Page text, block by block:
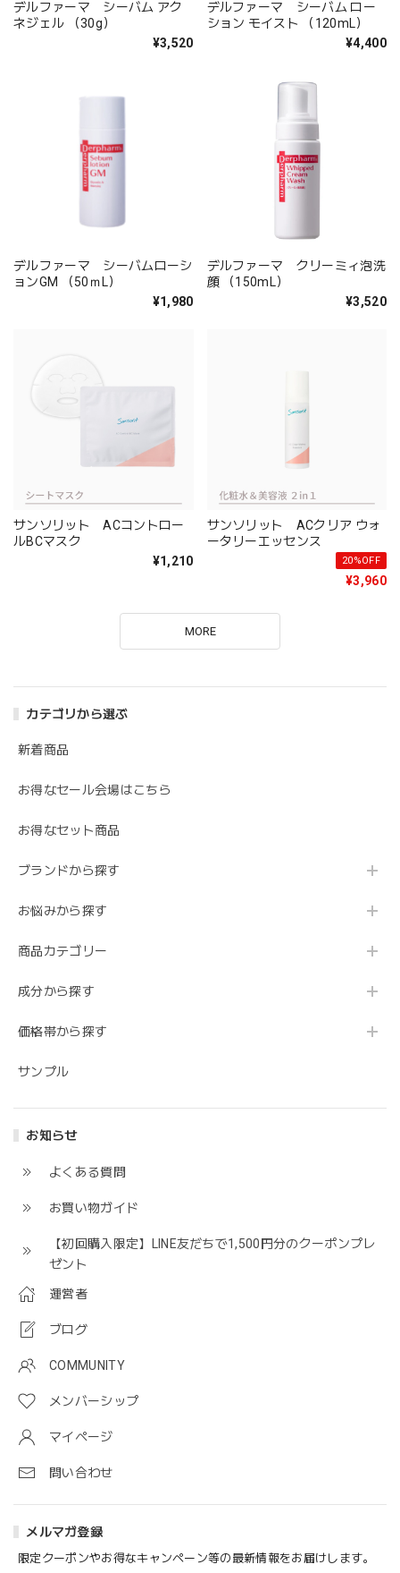
カテゴリから選ぶ
新着商品
お得なセール会場はこちら
お得なセット商品
ブランドから探す
お悩みから探す
商品カテゴリー
成分から探す
価格帯から探す
サンプル
お知らせ
よくある質問
お買い物ガイド
【初回購入限定】LINE友だちで1,500円分のクーポンプレ
ゼント
運営者
ブログ
COMMUNITY
メンバーシップ
マイページ
問い合わせ
メルマガ登録
限定クーポンやお得なキャンペーン等の最新情報をお届けします。
デルファーマ シーバム アク
ネジェル （30g）
¥3,520
デルファーマ シーバム ロー
ション モイスト （120mL）
¥4,400
デルファーマ シーバムローシ
ョンGM （50ｍL）
¥1,980
デルファーマ クリーミィ泡洗
顔 （150mL）
¥3,520
サンソリット ACコントロー
ルBCマスク
¥1,210
サンソリット ACクリア ウォ
ータリーエッセンス
20%OFF
¥3,960
MORE